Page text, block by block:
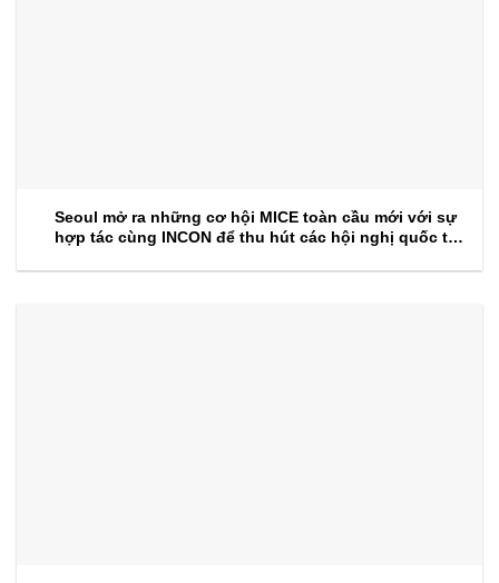
Seoul mở ra những cơ hội MICE toàn cầu mới với sự
hợp tác cùng INCON để thu hút các hội nghị quốc tế